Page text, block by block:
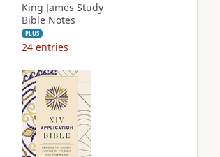
King James Study
Bible Notes
PLUS
24 entries